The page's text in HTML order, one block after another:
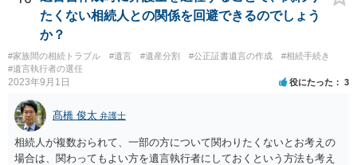
たくない相続人との関係を回避できるのでしょう
か？
#家族間の相続トラブル #遺言 #遺産分割 #公正証書遺言の作成
#相続手続き
#遺言執行者の選任
2023年9月1日 役にたった 3
髙橋 俊太 弁護士
相続人が複数おられて、一部の方について関わりたくないとお考えの
場合は、関わってもよい方を遺言執行者にしておくという方法も考え